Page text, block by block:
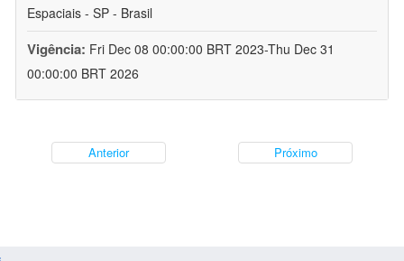
Espaciais - SP - Brasil
Vigência: Fri Dec 08 00:00:00 BRT 2023-Thu Dec 31
00:00:00 BRT 2026
Anterior Próximo